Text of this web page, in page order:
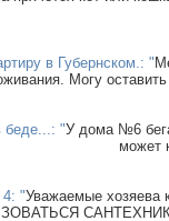
в Губернском.: "
Могу
беде...: "У дома №6
может
"Уважаемые хозяева